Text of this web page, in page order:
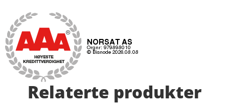
Relaterte produkter